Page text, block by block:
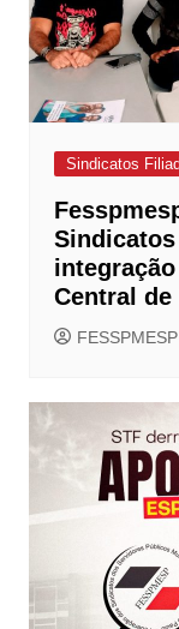
Sindicatos
Central
FESSPMESP